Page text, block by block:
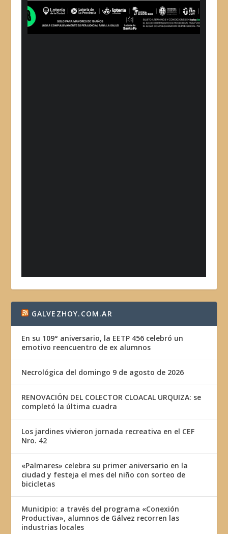
GALVEZHOY.COM.AR
En su 109° aniversario, la EETP 456 celebró un
emotivo reencuentro de ex alumnos
Necrológica del domingo 9 de agosto de 2026
RENOVACIÓN DEL COLECTOR CLOACAL URQUIZA: se
completó la última cuadra
Los jardines vivieron jornada recreativa en el CEF
Nro. 42
«Palmares» celebra su primer aniversario en la
ciudad y festeja el mes del niño con sorteo de
bicicletas
Municipio: a través del programa «Conexión
Productiva», alumnos de Gálvez recorren las
industrias locales